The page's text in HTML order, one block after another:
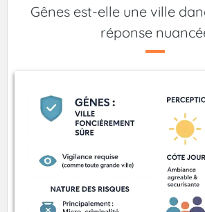
Gênes est-elle une ville
réponse